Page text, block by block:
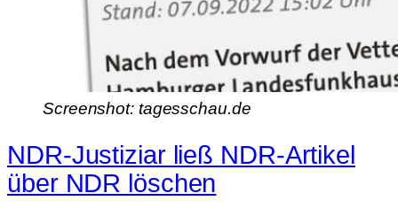
Screenshot: tagesschau.de
NDR-Justiziar ließ NDR-Artikel
über NDR löschen